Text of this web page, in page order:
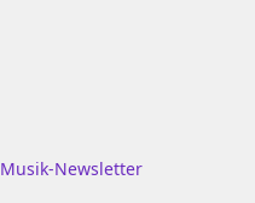
Musik-Newsletter